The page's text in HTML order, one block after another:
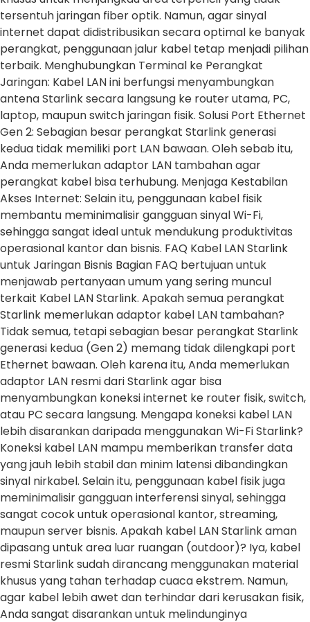
tersentuh jaringan fiber optik. Namun, agar sinyal
internet dapat didistribusikan secara optimal ke banyak
perangkat, penggunaan jalur kabel tetap menjadi pilihan
terbaik. Menghubungkan Terminal ke Perangkat
Jaringan: Kabel LAN ini berfungsi menyambungkan
antena Starlink secara langsung ke router utama, PC,
laptop, maupun switch jaringan fisik. Solusi Port Ethernet
Gen 2: Sebagian besar perangkat Starlink generasi
kedua tidak memiliki port LAN bawaan. Oleh sebab itu,
Anda memerlukan adaptor LAN tambahan agar
perangkat kabel bisa terhubung. Menjaga Kestabilan
Akses Internet: Selain itu, penggunaan kabel fisik
membantu meminimalisir gangguan sinyal Wi-Fi,
sehingga sangat ideal untuk mendukung produktivitas
operasional kantor dan bisnis. FAQ Kabel LAN Starlink
untuk Jaringan Bisnis Bagian FAQ bertujuan untuk
menjawab pertanyaan umum yang sering muncul
terkait Kabel LAN Starlink. Apakah semua perangkat
Starlink memerlukan adaptor kabel LAN tambahan?
Tidak semua, tetapi sebagian besar perangkat Starlink
generasi kedua (Gen 2) memang tidak dilengkapi port
Ethernet bawaan. Oleh karena itu, Anda memerlukan
adaptor LAN resmi dari Starlink agar bisa
menyambungkan koneksi internet ke router fisik, switch,
atau PC secara langsung. Mengapa koneksi kabel LAN
lebih disarankan daripada menggunakan Wi-Fi Starlink?
Koneksi kabel LAN mampu memberikan transfer data
yang jauh lebih stabil dan minim latensi dibandingkan
sinyal nirkabel. Selain itu, penggunaan kabel fisik juga
meminimalisir gangguan interferensi sinyal, sehingga
sangat cocok untuk operasional kantor, streaming,
maupun server bisnis. Apakah kabel LAN Starlink aman
dipasang untuk area luar ruangan (outdoor)? Iya, kabel
resmi Starlink sudah dirancang menggunakan material
khusus yang tahan terhadap cuaca ekstrem. Namun,
agar kabel lebih awet dan terhindar dari kerusakan fisik,
Anda sangat disarankan untuk melindunginya